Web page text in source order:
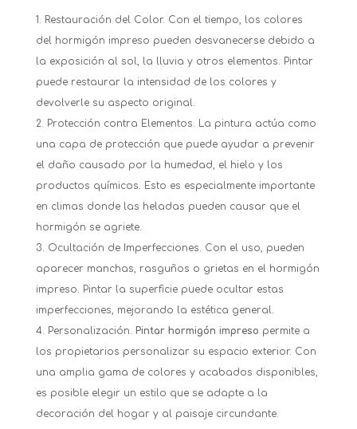
Restauración del Color. Con el tiempo, los colores
del hormigón impreso pueden desvanecerse debido a
la exposición al sol, la lluvia y otros elementos. Pintar
puede restaurar la intensidad de los colores y
devolverle su aspecto original.
Protección contra Elementos. La pintura actúa como
una capa de protección que puede ayudar a prevenir
el daño causado por la humedad, el hielo y los
productos químicos. Esto es especialmente importante
en climas donde las heladas pueden causar que el
hormigón se agriete.
Ocultación de Imperfecciones. Con el uso, pueden
aparecer manchas, rasguños o grietas en el hormigón
impreso. Pintar la superficie puede ocultar estas
imperfecciones, mejorando la estética general.
Personalización.
Pintar hormigón impreso permite a
los propietarios personalizar su espacio exterior. Con
una amplia gama de colores y acabados disponibles,
es posible elegir un estilo que se adapte a la
decoración del hogar y al paisaje circundante.